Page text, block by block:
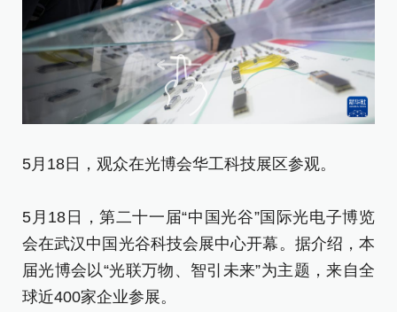
5月18日，观众在光博会华工科技展区参观。
5月18日，第二十一届“中国光谷”国际光电子博览
会在武汉中国光谷科技会展中心开幕。据介绍，本
届光博会以“光联万物、智引未来”为主题，来自全
球近400家企业参展。